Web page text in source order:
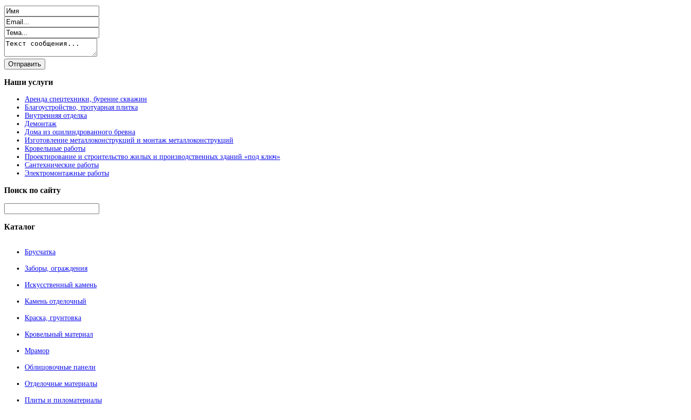
Наши услуги
Аренда спецтехники, бурение скважин
Благоустройство, тротуарная плитка
Внутренняя отделка
Демонтаж
Дома из оцилиндрованного бревна
Изготовление металлоконструкций и монтаж металлоконструкций
Кровельные работы
Проектирование и строительство жилых и производственных зданий «под ключ»
Сантехнические работы
Электромонтажные работы
Поиск по сайту
Каталог
Брусчатка
Заборы, ограждения
Искусственный камень
Камень отделочный
Краска, грунтовка
Кровельный материал
Мрамор
Облицовочные панели
Отделочные материалы
Плиты и пиломатериалы